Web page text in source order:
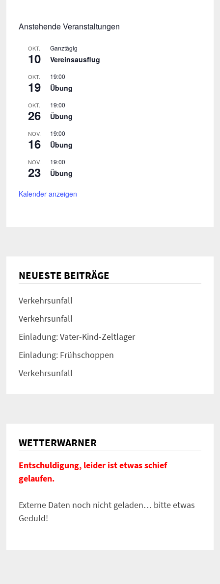
Anstehende Veranstaltungen
OKT.
10
Ganztägig
Vereinsausflug
OKT.
19
19:00
Übung
OKT.
26
19:00
Übung
NOV.
16
19:00
Übung
NOV.
23
19:00
Übung
Kalender anzeigen
NEUESTE BEITRÄGE
Verkehrsunfall
Verkehrsunfall
Einladung: Vater-Kind-Zeltlager
Einladung: Frühschoppen
Verkehrsunfall
WETTERWARNER
Entschuldigung, leider ist etwas schief
gelaufen.
Externe Daten noch nicht geladen… bitte etwas
Geduld!